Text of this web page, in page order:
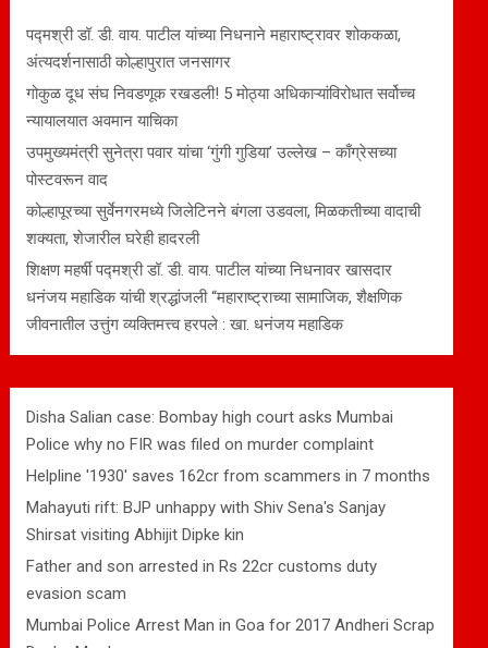
पद्मश्री डॉ. डी. वाय. पाटील यांच्या निधनाने महाराष्ट्रावर शोककळा,
अंत्यदर्शनासाठी कोल्हापुरात जनसागर
गोकुळ दूध संघ निवडणूक रखडली! 5 मोठ्या अधिकाऱ्यांविरोधात सर्वोच्च
न्यायालयात अवमान याचिका
उपमुख्यमंत्री सुनेत्रा पवार यांचा ‘गुंगी गुडिया’ उल्लेख – काँग्रेसच्या
पोस्टवरून वाद
कोल्हापूरच्या सुर्वेनगरमध्ये जिलेटिनने बंगला उडवला, मिळकतीच्या वादाची
शक्यता, शेजारील घरेही हादरली
शिक्षण महर्षी पद्मश्री डॉ. डी. वाय. पाटील यांच्या निधनावर खासदार
धनंजय महाडिक यांची श्रद्धांजली “महाराष्ट्राच्या सामाजिक, शैक्षणिक
जीवनातील उत्तुंग व्यक्तिमत्त्व हरपले : खा. धनंजय महाडिक
Disha Salian case: Bombay high court asks Mumbai
Police why no FIR was filed on murder complaint
Helpline '1930' saves 162cr from scammers in 7 months
Mahayuti rift: BJP unhappy with Shiv Sena's Sanjay
Shirsat visiting Abhijit Dipke kin
Father and son arrested in Rs 22cr customs duty
evasion scam
Mumbai Police Arrest Man in Goa for 2017 Andheri Scrap